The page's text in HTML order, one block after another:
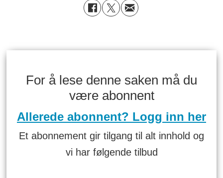
For å lese denne saken må du
være abonnent
Allerede abonnent? Logg inn her
Et abonnement gir tilgang til alt innhold og
vi har følgende tilbud